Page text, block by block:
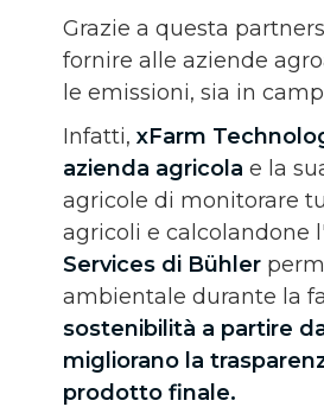
Grazie a questa
fornire alle aziende
le emissioni, sia in
Infatti, xFarm
azienda agricola e la
agricole di monitorare
agricoli e calcolandone
Services di Bühler
ambientale durante la
sostenibilità a partire
migliorano la
prodotto finale.